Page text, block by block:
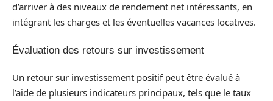
d’arriver à des niveaux de rendement net intéressants, en
intégrant les charges et les éventuelles vacances locatives.
Évaluation des retours sur investissement
Un retour sur investissement positif peut être évalué à
l’aide de plusieurs indicateurs principaux, tels que le taux